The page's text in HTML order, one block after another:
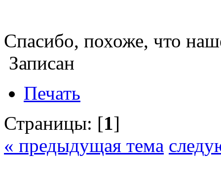
Спасибо, похоже, что
Записан
Печать
Страницы: [1]
« предыдущая тема